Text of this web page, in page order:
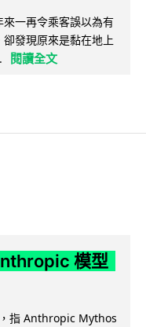
一再令乘客誤以為有
發現原來是黏在地上
閱讀全文
模型
指 Anthropic Mythos